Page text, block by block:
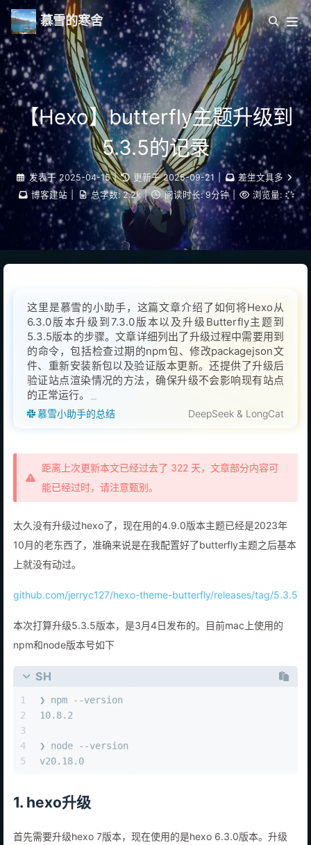
慕雪的寒舍
【Hexo】butterfly主题升级到
5.3.5的记录
发表于 2025-04-15 | 更新于 2025-09-21
差生文具多
博客建站
总字数: 2.2k | 阅读时长: 9分钟 浏览量:
这里是慕雪的小助手，这篇文章介绍了如何将Hexo从
6.3.0版本升级到7.3.0版本以及升级Butterfly主题到
5.3.5版本的步骤。文章详细列出了升级过程中需要用到
的命令，包括检查过期的npm包、修改packagejson文
件、重新安装新包以及验证版本更新。还提供了升级后
验证站点渲染情况的方法，确保升级不会影响现有站点
的正常运行。
慕雪小助手的总结 DeepSeek & LongCat
距离上次更新本文已经过去了 322 天，文章部分内容可
能已经过时，请注意甄别。
太久没有升级过hexo了，现在用的4.9.0版本主题已经是2023年
10月的老东西了，准确来说是在我配置好了butterfly主题之后基本
上就没有动过。
github.com/jerryc127/hexo-theme-butterfly/releases/tag/5.3.5
本次打算升级5.3.5版本，是3月4日发布的。目前mac上使用的
npm和node版本号如下
SH
1
2
3
4
5
❯ npm --version
10.8.2
❯ node --version
v20.18.0
1. hexo升级
首先需要升级hexo 7版本，现在使用的是hexo 6.3.0版本。升级